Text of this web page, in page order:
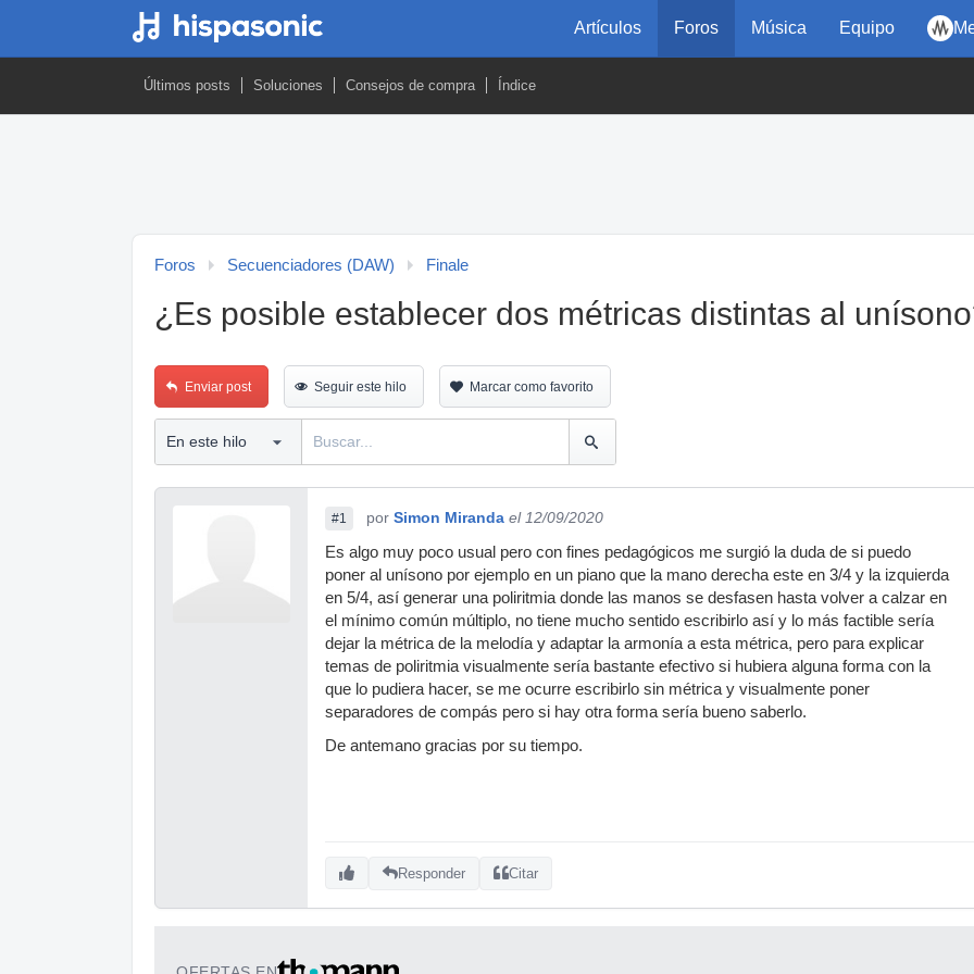
Artículos Foros Música Equipo
Últimos posts Soluciones Consejos de compra Índice
Foros Secuenciadores (DAW) Finale
¿Es posible establecer dos métricas distintas al
Enviar post Seguir este hilo Marcar como favorito
#1 por Simon Miranda el 12/09/2020
Es algo muy poco usual pero con fines pedagógicos me surgió la duda de si puedo
poner al unísono por ejemplo en un piano que la mano derecha este en 3/4 y la izquierda
en 5/4, así generar una poliritmia donde las manos se desfasen hasta volver a calzar en
el mínimo común múltiplo, no tiene mucho sentido escribirlo así y lo más factible sería
dejar la métrica de la melodía y adaptar la armonía a esta métrica, pero para explicar
temas de poliritmia visualmente sería bastante efectivo si hubiera alguna forma con la
que lo pudiera hacer, se me ocurre escribirlo sin métrica y visualmente poner
separadores de compás pero si hay otra forma sería bueno saberlo.
De antemano gracias por su tiempo.
Responder Citar